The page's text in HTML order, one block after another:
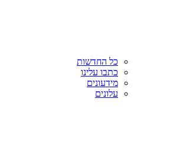
כל החדשות
כתבו עלינו
מידעונים
עלונים